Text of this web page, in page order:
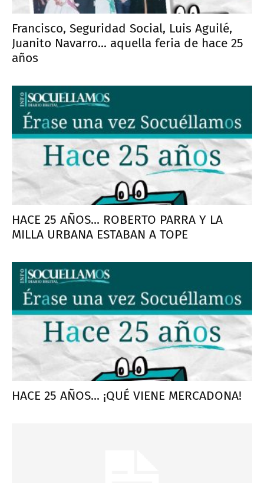
Francisco, Seguridad Social, Luis Aguilé,
Juanito Navarro... aquella feria de hace 25
años
HACE 25 AÑOS... ROBERTO PARRA Y LA
MILLA URBANA ESTABAN A TOPE
HACE 25 AÑOS... ¡QUÉ VIENE MERCADONA!